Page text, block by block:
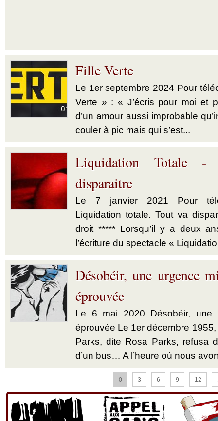
Fille Verte
Le 1er septembre 2024 Pour
Verte » : « J’écris pour moi et
d’un amour aussi improbable
couler à pic mais qui s’est...
Liquidation Totale
disparaitre
Le 7 janvier 2021 Pour
Liquidation totale. Tout va
droit ***** Lorsqu’il y a deux
l’écriture du spectacle «
Désobéir, une urgence
éprouvée
Le 6 mai 2020 Désobéir, une
éprouvée Le 1er décembre
Parks, dite Rosa Parks, refusa
d’un bus… A l’heure où nous
0 3 6 9 12